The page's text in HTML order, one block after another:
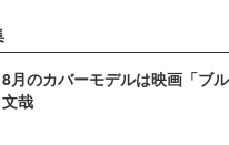
8月のカバーモデルは映画「ブ
文哉